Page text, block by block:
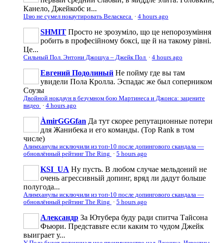
Канело, Джейкобс и...
Цзю не сумел нокаутировать Веласкеса · 4 hours ago
SHMIT Просто не зрозуміло, що це непорозуміння
робить в професійному боксі, ще й на такому рівні.
Це...
Сильный Пол. Энтони Джошуа – Джейк Пол · 4 hours ago
Евгений Подолиный Не пойму где вы там
увидели Пола Кролла. Эспадас же был соперником
Соузы
Двойной нокдаун в безумном бою Мартинеса и Джонса: зацените
видео · 4 hours ago
ÀmirGGGfan Да тут скорее репутационные потери
для Жанибека и его команды. (Top Rank в том
числе)
Алимханулы исключили из топ-10 после допингового скандала —
обновлённый рейтинг The Ring · 5 hours ago
KSI_UA Ну пусть. В любом случае мельдоний не
очень агрессивньій допинг, вряд ли дадут больше
полугода...
Алимханулы исключили из топ-10 после допингового скандала —
обновлённый рейтинг The Ring · 5 hours ago
Александр За Ютубера буду ради спитча Тайсона
Фьюри. Представьте если каким то чудом Джейк
выиграет у...